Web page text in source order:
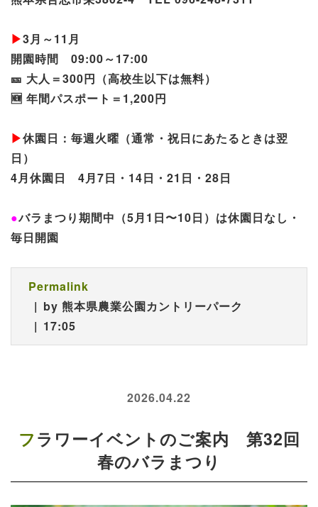
▶3月～11月
開園時間 09:00～17:00
🎫 大人＝300円（高校生以下は無料）
🆕 年間パスポート＝1,200円
▶休園日：毎週火曜（通常・祝日にあたるときは翌
日）
4月休園日 4月7日・14日・21日・28日
●バラまつり期間中（5月1日〜10日）は休園日なし・
毎日開園
Permalink
by 熊本県農業公園カントリーパーク
17:05
2026.04.22
フラワーイベントのご案内 第32回
春のバラまつり